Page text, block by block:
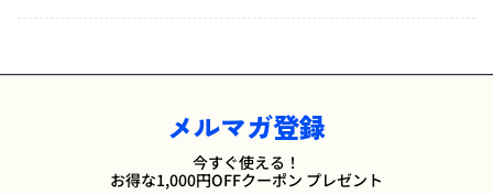
メルマガ登録
今すぐ使える！
お得な1,000円OFFクーポン プレゼント